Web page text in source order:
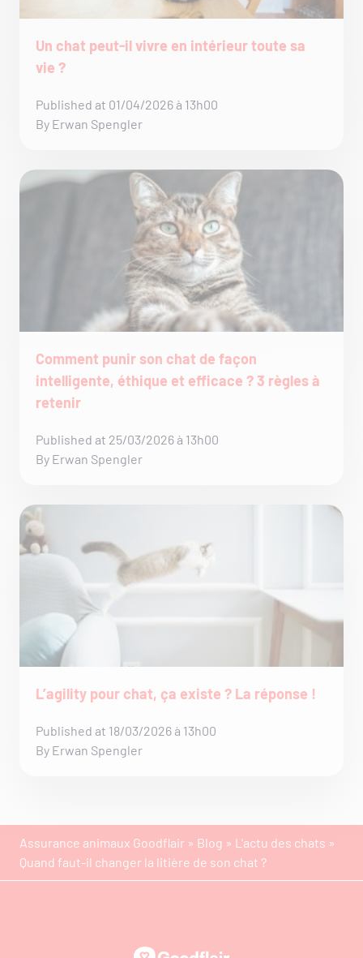
Un chat peut-il vivre en intérieur toute sa
vie ?
Published at 01/04/2026 à 13h00
By Erwan Spengler
Comment punir son chat de façon
intelligente, éthique et efficace ? 3 règles à
retenir
Published at 25/03/2026 à 13h00
By Erwan Spengler
L’agility pour chat, ça existe ? La réponse !
Published at 18/03/2026 à 13h00
By Erwan Spengler
Assurance animaux Goodflair » Blog » L'actu des chats »
Quand faut-il changer la litière de son chat ?
Goodflair